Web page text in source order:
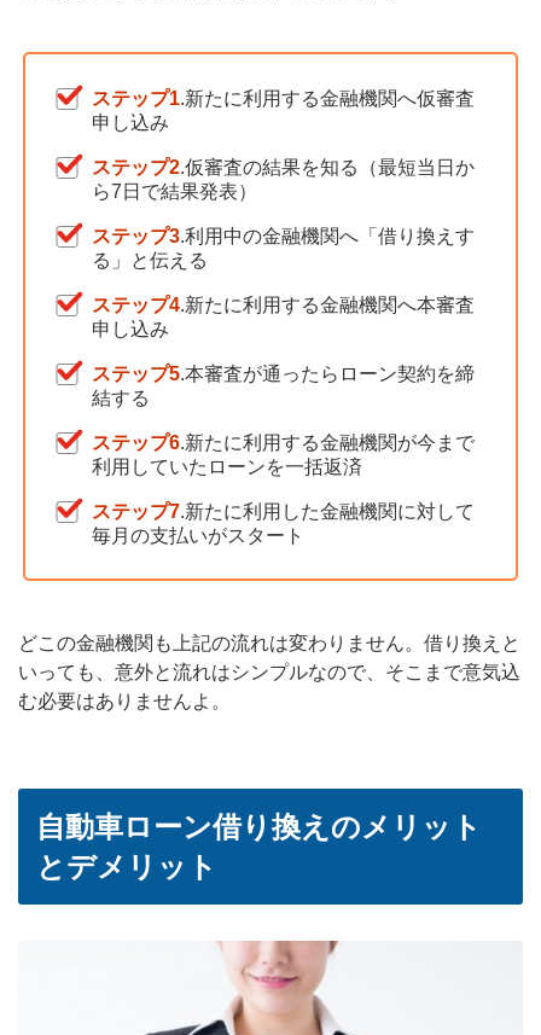
ステップ1.新たに利用する金融機関へ仮審査
申し込み
ステップ2.仮審査の結果を知る（最短当日か
ら7日で結果発表）
ステップ3.利用中の金融機関へ「借り換えす
る」と伝える
ステップ4.新たに利用する金融機関へ本審査
申し込み
ステップ5.本審査が通ったらローン契約を締
結する
ステップ6.新たに利用する金融機関が今まで
利用していたローンを一括返済
ステップ7.新たに利用した金融機関に対して
毎月の支払いがスタート
どこの金融機関も上記の流れは変わりません。借り換えと
いっても、意外と流れはシンプルなので、そこまで意気込
む必要はありませんよ。
自動車ローン借り換えのメリット
とデメリット